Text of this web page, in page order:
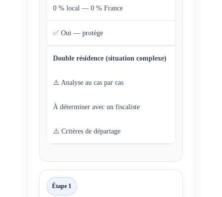
0 % local — 0 % France
✅ Oui — protège
Double résidence (situation complexe)
⚠️ Analyse au cas par cas
À déterminer avec un fiscaliste
⚠️ Critères de départage
Étape 1